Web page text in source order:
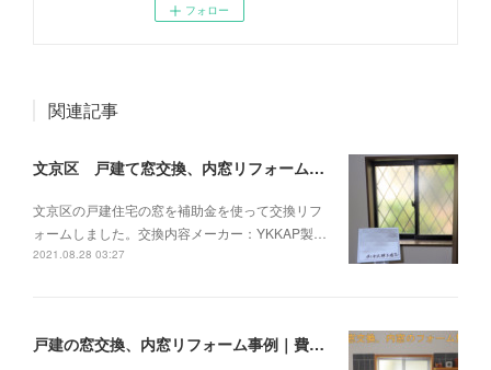
フォロー
関連記事
文京区 戸建て窓交換、内窓リフォーム施工事例
文京区の戸建住宅の窓を補助金を使って交換リフ
ォームしました。交換内容メーカー：YKKAP製…
2021.08.28 03:27
戸建の窓交換、内窓リフォーム事例｜費用50万円